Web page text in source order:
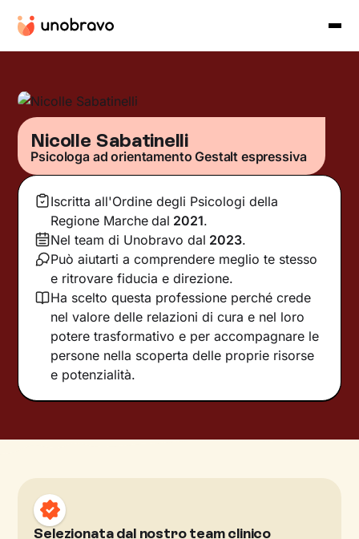
Nicolle Sabatinelli
Psicologa ad orientamento Gestalt espressiva
Iscritta all'Ordine degli Psicologi della
Regione Marche dal 2021.
Nel team di Unobravo dal 2023.
Può aiutarti a comprendere meglio te stesso
e ritrovare fiducia e direzione.
Ha scelto questa professione perché crede
nel valore delle relazioni di cura e nel loro
potere trasformativo e per accompagnare le
persone nella scoperta delle proprie risorse
e potenzialità.
Selezionata dal nostro team clinico